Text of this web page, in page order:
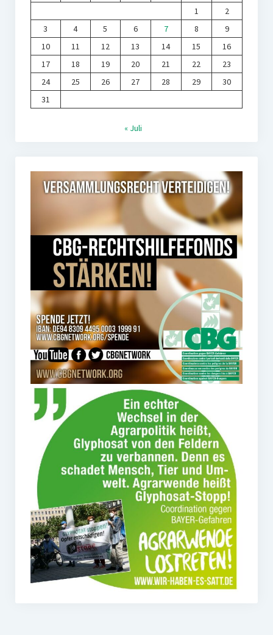
1
2
3
4 5 6 7 8
9
10
11 12 13 14 15
16
17
18 19 20 21 22
23
24
25 26 27 28 29
30
31
« Juli